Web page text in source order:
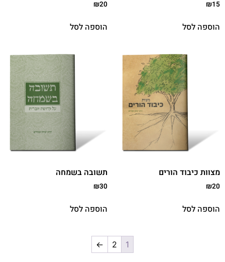
₪15
הוספה לסל
₪20
הוספה לסל
מצוות כיבוד הורים
₪20
הוספה לסל
תשובה בשמחה
₪30
הוספה לסל
1
2
←